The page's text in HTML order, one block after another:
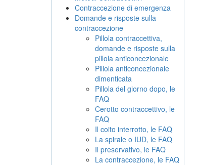
Contraccezione di emergenza
Domande e risposte sulla
contraccezione
Pillola contraccettiva,
domande e risposte sulla
pillola anticoncezionale
Pillola anticoncezionale
dimenticata
Pillola del giorno dopo, le
FAQ
Cerotto contraccettivo, le
FAQ
Il coito interrotto, le FAQ
La spirale o IUD, le FAQ
Il preservativo, le FAQ
La contraccezione, le FAQ